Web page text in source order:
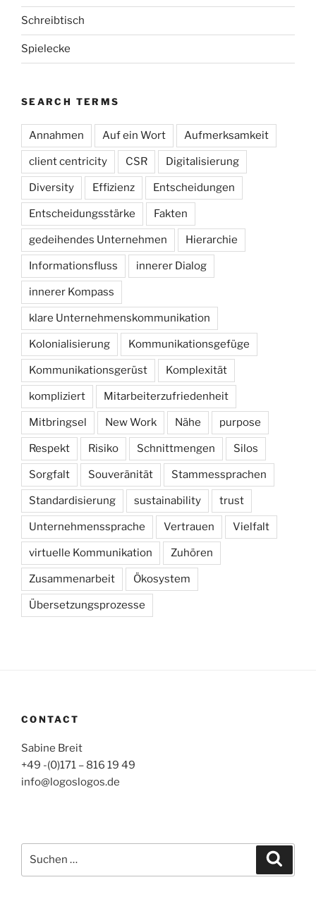
Schreibtisch
Spielecke
SEARCH TERMS
Annahmen Auf ein Wort Aufmerksamkeit
client centricity CSR Digitalisierung
Diversity Effizienz Entscheidungen
Entscheidungsstärke Fakten
gedeihendes Unternehmen Hierarchie
Informationsfluss innerer Dialog
innerer Kompass
klare Unternehmenskommunikation
Kolonialisierung Kommunikationsgefüge
Kommunikationsgerüst Komplexität
kompliziert Mitarbeiterzufriedenheit
Mitbringsel New Work Nähe purpose
Respekt Risiko Schnittmengen Silos
Sorgfalt Souveränität Stammessprachen
Standardisierung sustainability trust
Unternehmenssprache Vertrauen Vielfalt
virtuelle Kommunikation Zuhören
Zusammenarbeit Ökosystem
Übersetzungsprozesse
CONTACT
Sabine Breit
+49 -(0)171 – 816 19 49
info@logoslogos.de
nach: